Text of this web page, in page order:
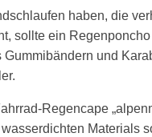
haben, die
sollte ein
und
Regencape
Materials